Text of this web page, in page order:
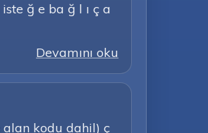
ğ e ba ğ l ı ç a
Devamını oku
alan kodu dahil) ç